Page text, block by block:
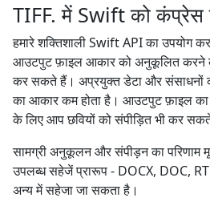
TIFF. में Swift को
हमारे शक्तिशाली Swift API का उपयोग
आउटपुट फ़ाइल आकार को अनुकूलित करने
कर सकते हैं। अप्रयुक्त डेटा और संसाधनों
का आकार कम होता है। आउटपुट फ़ाइल
के लिए आप छवियों को संपीड़ित भी कर
सामग्री अनुकूलन और संपीड़न का परिणाम
उपलब्ध सहेजें प्रारूप - DOCX, DOC,
अन्य में सहेजा जा सकता है।